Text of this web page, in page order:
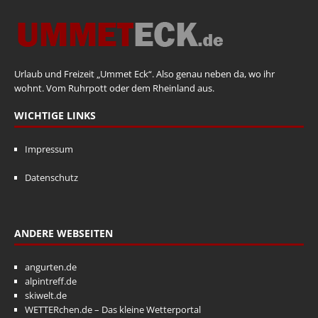
Urlaub und Freizeit „Ummet Eck“. Also genau neben da, wo ihr
wohnt. Vom Ruhrpott oder dem Rheinland aus.
WICHTIGE LINKS
Impressum
Datenschutz
ANDERE WEBSEITEN
angurten.de
alpintreff.de
skiwelt.de
WETTERchen.de – Das kleine Wetterportal